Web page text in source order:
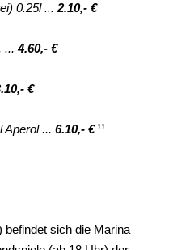
0.25l ... 2.10,- €
... 4.60,- €
€
... 6.10,- €
befindet sich die Marina